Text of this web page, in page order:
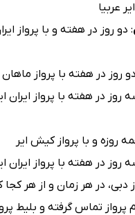
عربیا
: دو روز در هفته و با پرواز
روز در هفته با پرواز ماهان
روز در هفته با پرواز ایران
روزه و با پرواز کیش ایر
روز در هفته با پرواز ایران
دبی، در هر زمان و از هر
پرواز تماس گرفته و بلیط